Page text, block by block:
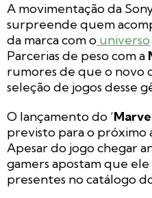
A movimentação da
surpreende quem
da marca com o universo
Parcerias de peso com a
rumores de que o novo
seleção de jogos desse
O lançamento do ‘
previsto para o próximo
Apesar do jogo chegar
gamers apostam que
presentes no catálogo